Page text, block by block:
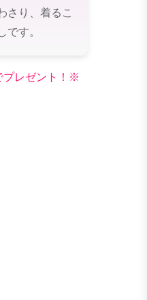
さり、着るこ
です。
プレゼント！※